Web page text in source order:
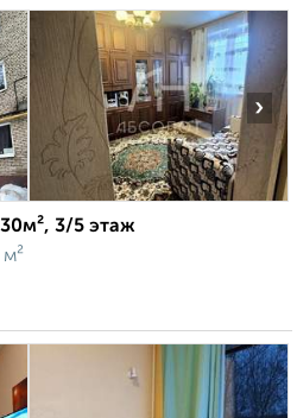
›
3/5 этаж
м²